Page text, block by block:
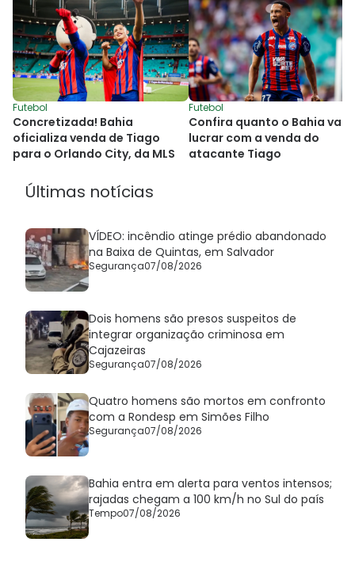
Futebol
Concretizada! Bahia
oficializa venda de Tiago
para o Orlando City, da MLS
Futebol
Confira quanto o Bahia vai
lucrar com a venda do
atacante Tiago
Últimas notícias
VÍDEO: incêndio atinge prédio abandonado
na Baixa de Quintas, em Salvador
Segurança07/08/2026
Dois homens são presos suspeitos de
integrar organização criminosa em
Cajazeiras
Segurança07/08/2026
Quatro homens são mortos em confronto
com a Rondesp em Simões Filho
Segurança07/08/2026
Bahia entra em alerta para ventos intensos;
rajadas chegam a 100 km/h no Sul do país
Tempo07/08/2026